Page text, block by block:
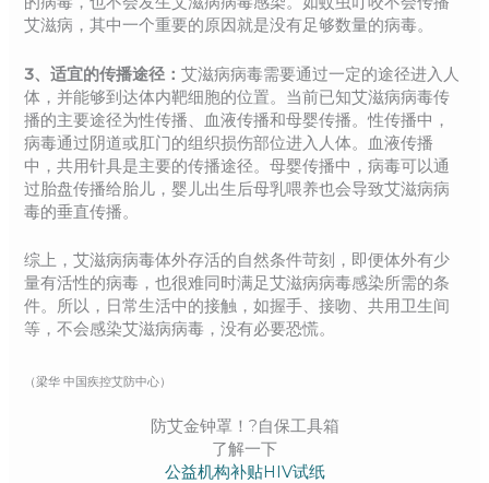
艾滋病，其中一个重要的原因就是没有足够数量的病毒。
3、适宜的传播途径：艾滋病病毒需要通过一定的途径进入人
体，并能够到达体内靶细胞的位置。当前已知艾滋病病毒传
播的主要途径为性传播、血液传播和母婴传播。性传播中，
病毒通过阴道或肛门的组织损伤部位进入人体。血液传播
中，共用针具是主要的传播途径。母婴传播中，病毒可以通
过胎盘传播给胎儿，婴儿出生后母乳喂养也会导致艾滋病病
毒的垂直传播。
综上，艾滋病病毒体外存活的自然条件苛刻，即便体外有少
量有活性的病毒，也很难同时满足艾滋病病毒感染所需的条
件。所以，日常生活中的接触，如握手、接吻、共用卫生间
等，不会感染艾滋病病毒，没有必要恐慌。
（梁华 中国疾控艾防中心）
防艾金钟罩！?自保工具箱
了解一下
公益机构补贴HIV试纸